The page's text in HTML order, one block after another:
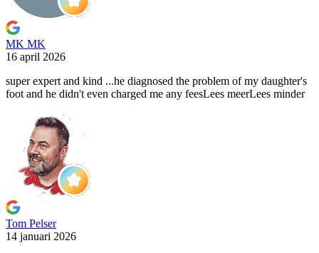
MK MK
16 april 2026
super expert and kind ...he diagnosed the problem of my daughter's
foot and he didn't even charged me any feesLees meerLees minder
Tom Pelser
14 januari 2026